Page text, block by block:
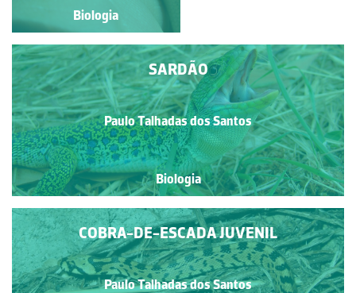
Biologia
SARDÃO
Paulo Talhadas dos Santos
Biologia
COBRA-DE-ESCADA JUVENIL
Paulo Talhadas dos Santos
Biologia